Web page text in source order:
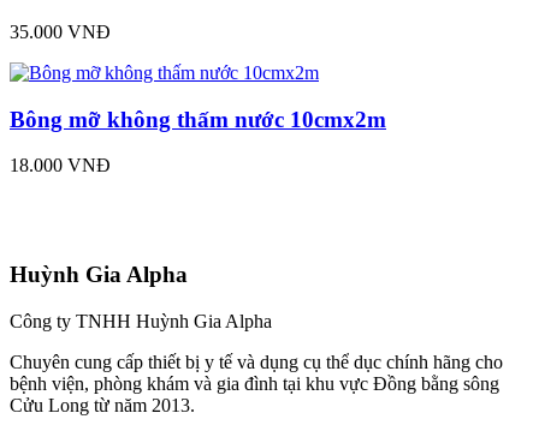
35.000 VNĐ
Bông mỡ không thấm nước 10cmx2m
18.000 VNĐ
Huỳnh Gia Alpha
Công ty TNHH Huỳnh Gia Alpha
Chuyên cung cấp thiết bị y tế và dụng cụ thể dục chính hãng cho
bệnh viện, phòng khám và gia đình tại khu vực Đồng bằng sông
Cửu Long từ năm 2013.